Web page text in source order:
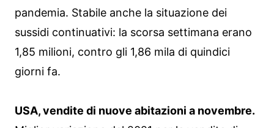
pandemia. Stabile anche la situazione dei
sussidi continuativi: la scorsa settimana erano
1,85 milioni, contro gli 1,86 mila di quindici
giorni fa.
USA, vendite di nuove abitazioni a novembre.